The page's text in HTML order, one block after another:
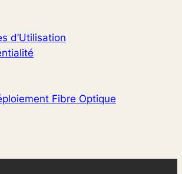
d’Utilisation
Fibre Optique